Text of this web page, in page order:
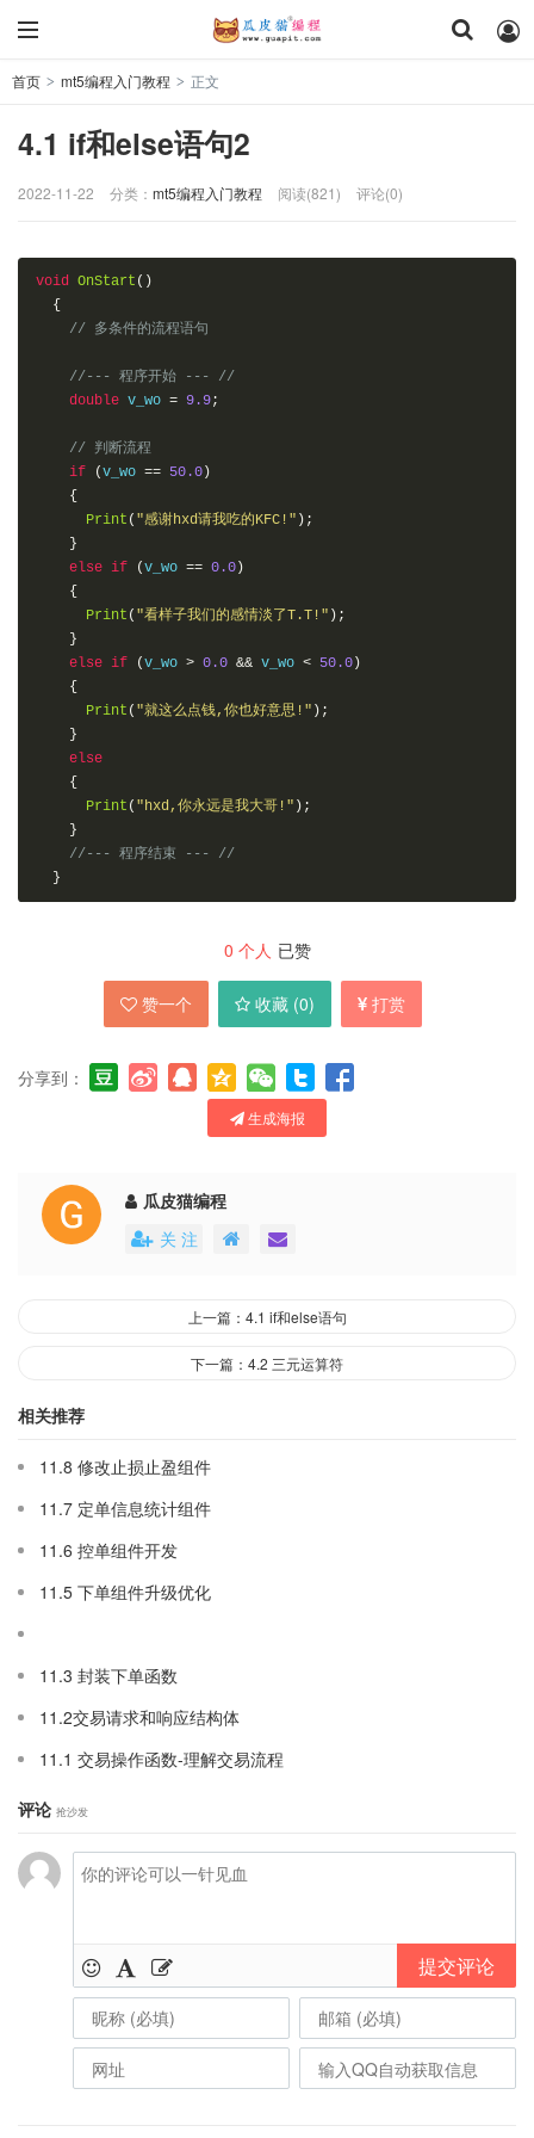
首页 > mt5编程入门教程 > 正文
4.1 if和else语句2
2022-11-22 分类： mt5编程入门教程 阅读(821) 评论(0)
void OnStart ()
{
// 多条件的流程语句
//--- 程序开始 --- //
double v_wo = 9.9;
// 判断流程
if
(v_wo == 50.0 )
{
Print ( "感谢hxd请我吃的KFC!" );
}
else if (v_wo == 0.0 )
{
Print ( "看样子我们的感情淡了T.T!" );
}
else if (v_wo > 0.0 && v_wo < 50.0 )
{
Print ( "就这么点钱,你也好意思!" );
}
else
{
Print ( "hxd,你永远是我大哥!" );
}
//--- 程序结束 --- //
}
0 个人 已赞
赞一个 收藏 (0) 打赏
分享到：
生成海报
瓜皮猫编程
关 注
上一篇：4.1 if和else语句
下一篇：4.2 三元运算符
相关推荐
11.8 修改止损止盈组件
11.7 定单信息统计组件
11.6 控单组件开发
11.5 下单组件升级优化
11.3 封装下单函数
11.2交易请求和响应结构体
11.1 交易操作函数-理解交易流程
评论 抢沙发
提交评论